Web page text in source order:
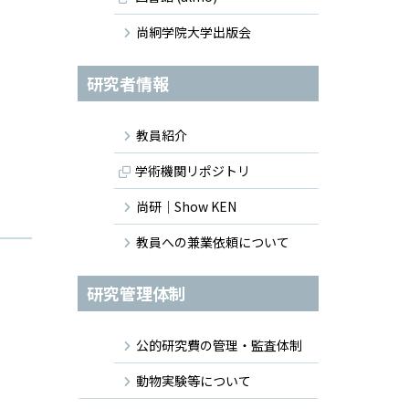
尚絅学院大学出版会
研究者情報
教員紹介
学術機関リポジトリ
尚研｜Show KEN
教員への兼業依頼について
研究管理体制
公的研究費の管理・監査体制
動物実験等について